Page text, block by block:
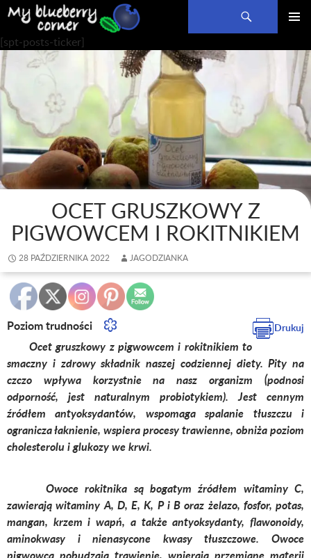
Szukaj
PRZEJDŹ
DO
TREŚCI
[spt-posts-ticker]
OCET GRUSZKOWY Z
PIGWOWCEM I ROKITNIKIEM
28 PAŹDZIERNIKA 2022 JAGODZIANKA
Drukuj
Poziom trudności
Ocet gruszkowy z pigwowcem i rokitnikiem to
smaczny i zdrowy składnik naszej codziennej diety. Pity na
czczo wpływa korzystnie na nasz organizm (podnosi
odporność, jest naturalnym probiotykiem). Jest cennym
źródłem antyoksydantów, wspomaga spalanie tłuszczu i
ogranicza łaknienie, wspiera procesy trawienne, obniża poziom
cholesterolu i glukozy we krwi.
Owoce rokitnika są bogatym źródłem witaminy C,
zawierają witaminy A, D, E, K, P i B oraz żelazo, fosfor, potas,
mangan, krzem i wapń, a także antyoksydanty, flawonoidy,
aminokwasy i nienasycone kwasy tłuszczowe. Owoce